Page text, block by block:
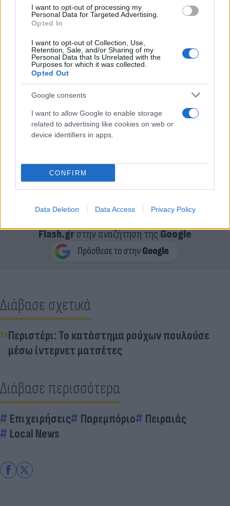
I want to opt-out of processing my
Personal Data for Targeted Advertising.
Opted In
I want to opt-out of Collection, Use,
Retention, Sale, and/or Sharing of my
Personal Data that Is Unrelated with the
Purposes for which it was collected.
Opted Out
Google consents
I want to allow Google to enable storage
related to advertising like cookies on web or
device identifiers in apps.
CONFIRM
Data Deletion Data Access Privacy Policy
Flash.grστην αναζήτηση τηςGoogle
Διάβασε σχετικά
Περιστέρι: Το κατάστημα ρούχων πουλούσε
μέσω ίντερνετ ματσέτες
Διάβασε περισσότερα
Επιχειρήσεις Παρεμπόριο
Πειραιάς
Local News